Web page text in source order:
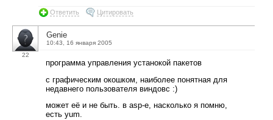
Ответить Цитировать
22
Genie
10:43, 16 января 2005
программа управления устанокой пакетов
с графическим окошком, наиболее понятная для
недавнего пользователя виндовс :)
может её и не быть. в asp-е, насколько я помню,
есть yum.